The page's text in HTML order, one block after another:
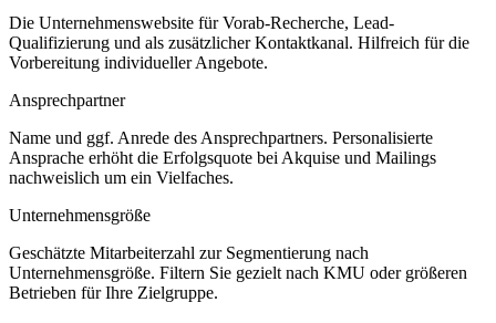
Die Unternehmenswebsite für Vorab-Recherche, Lead-
Qualifizierung und als zusätzlicher Kontaktkanal. Hilfreich für die
Vorbereitung individueller Angebote.
Ansprechpartner
Name und ggf. Anrede des Ansprechpartners. Personalisierte
Ansprache erhöht die Erfolgsquote bei Akquise und Mailings
nachweislich um ein Vielfaches.
Unternehmensgröße
Geschätzte Mitarbeiterzahl zur Segmentierung nach
Unternehmensgröße. Filtern Sie gezielt nach KMU oder größeren
Betrieben für Ihre Zielgruppe.